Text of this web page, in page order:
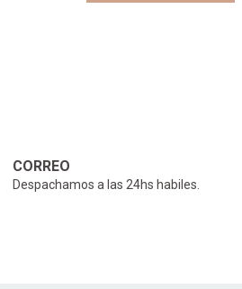
CORREO
Despachamos a las 24hs habiles.